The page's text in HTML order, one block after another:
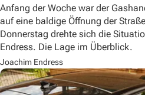
Anfang der Woche war der
auf eine baldige Öffnung der
Donnerstag drehte sich die
Endress. Die Lage im Überblick.
Joachim Endress